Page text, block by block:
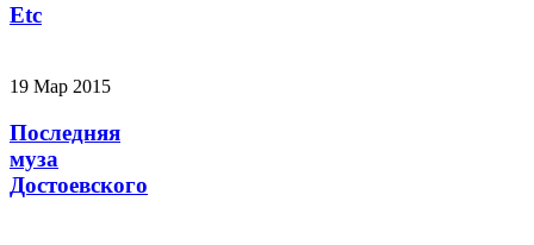
Etc
19 Мар 2015
Последняя
муза
Достоевского